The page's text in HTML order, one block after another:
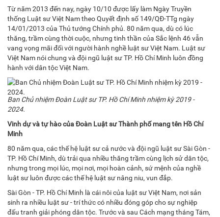
Từ năm 2013 đến nay, ngày 10/10 được lấy làm Ngày Truyền
thống Luật sư Việt Nam theo Quyết định số 149/QĐ-TTg ngày
14/01/2013 của Thủ tướng Chính phủ. 80 năm qua, dù có lúc
thăng, trầm cùng thời cuộc, nhưng tinh thần của Sắc lệnh 46 vẫn
vang vọng mãi đối với người hành nghề luật sư Việt Nam. Luật sư
Việt Nam nói chung và đội ngũ luật sư TP. Hồ Chí Minh luôn đồng
hành với dân tộc Việt Nam.
Ban Chủ nhiệm Đoàn Luật sư TP. Hồ Chí Minh nhiệm kỳ 2019 -
2024.
Vinh dự và tự hào của Đoàn Luật sư Thành phố mang tên Hồ Chí
Minh
80 năm qua, các thế hệ luật sư cả nước và đội ngũ luật sư Sài Gòn -
TP. Hồ Chí Minh, dù trải qua nhiều thăng trầm cùng lịch sử dân tộc,
nhưng trong mọi lúc, mọi nơi, mọi hoàn cảnh, sứ mệnh của nghề
luật sư luôn được các thế hệ luật sư nâng niu, vun đắp.
Sài Gòn - TP. Hồ Chí Minh là cái nôi của luật sư Việt Nam, nơi sản
sinh ra nhiều luật sư - trí thức có nhiều đóng góp cho sự nghiệp
đấu tranh giải phóng dân tộc. Trước và sau Cách mạng tháng Tám,